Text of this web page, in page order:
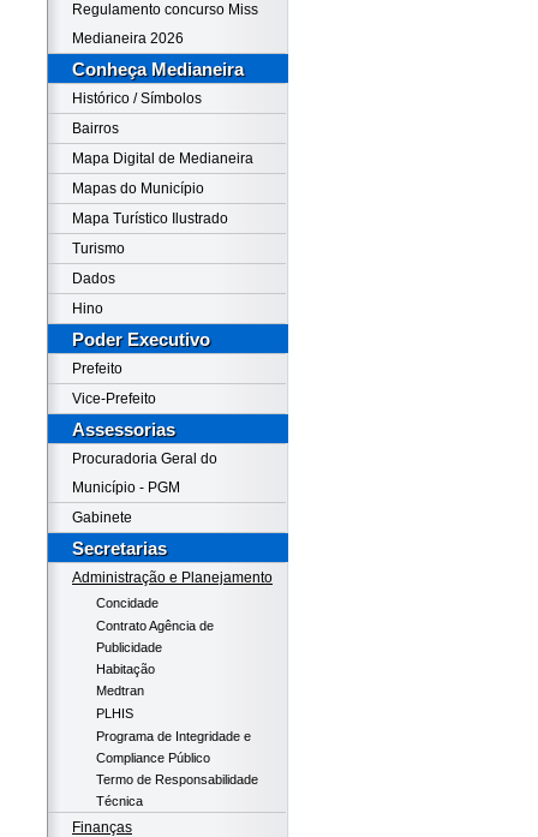
Regulamento concurso Miss
Medianeira 2026
Conheça Medianeira
Histórico / Símbolos
Bairros
Mapa Digital de Medianeira
Mapas do Município
Mapa Turístico Ilustrado
Turismo
Dados
Hino
Poder Executivo
Prefeito
Vice-Prefeito
Assessorias
Procuradoria Geral do
Município - PGM
Gabinete
Secretarias
Administração e Planejamento
Concidade
Contrato Agência de
Publicidade
Habitação
Medtran
PLHIS
Programa de Integridade e
Compliance Público
Termo de Responsabilidade
Técnica
Finanças